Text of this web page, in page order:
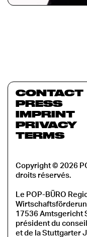
CONTACT
PRESS
IMPRINT
PRIVACY
TERMS
Copyright © 2026
droits réservés.
Le POP-BÜRO
17536 Amtsgericht
président du
et de la Stuttgarter